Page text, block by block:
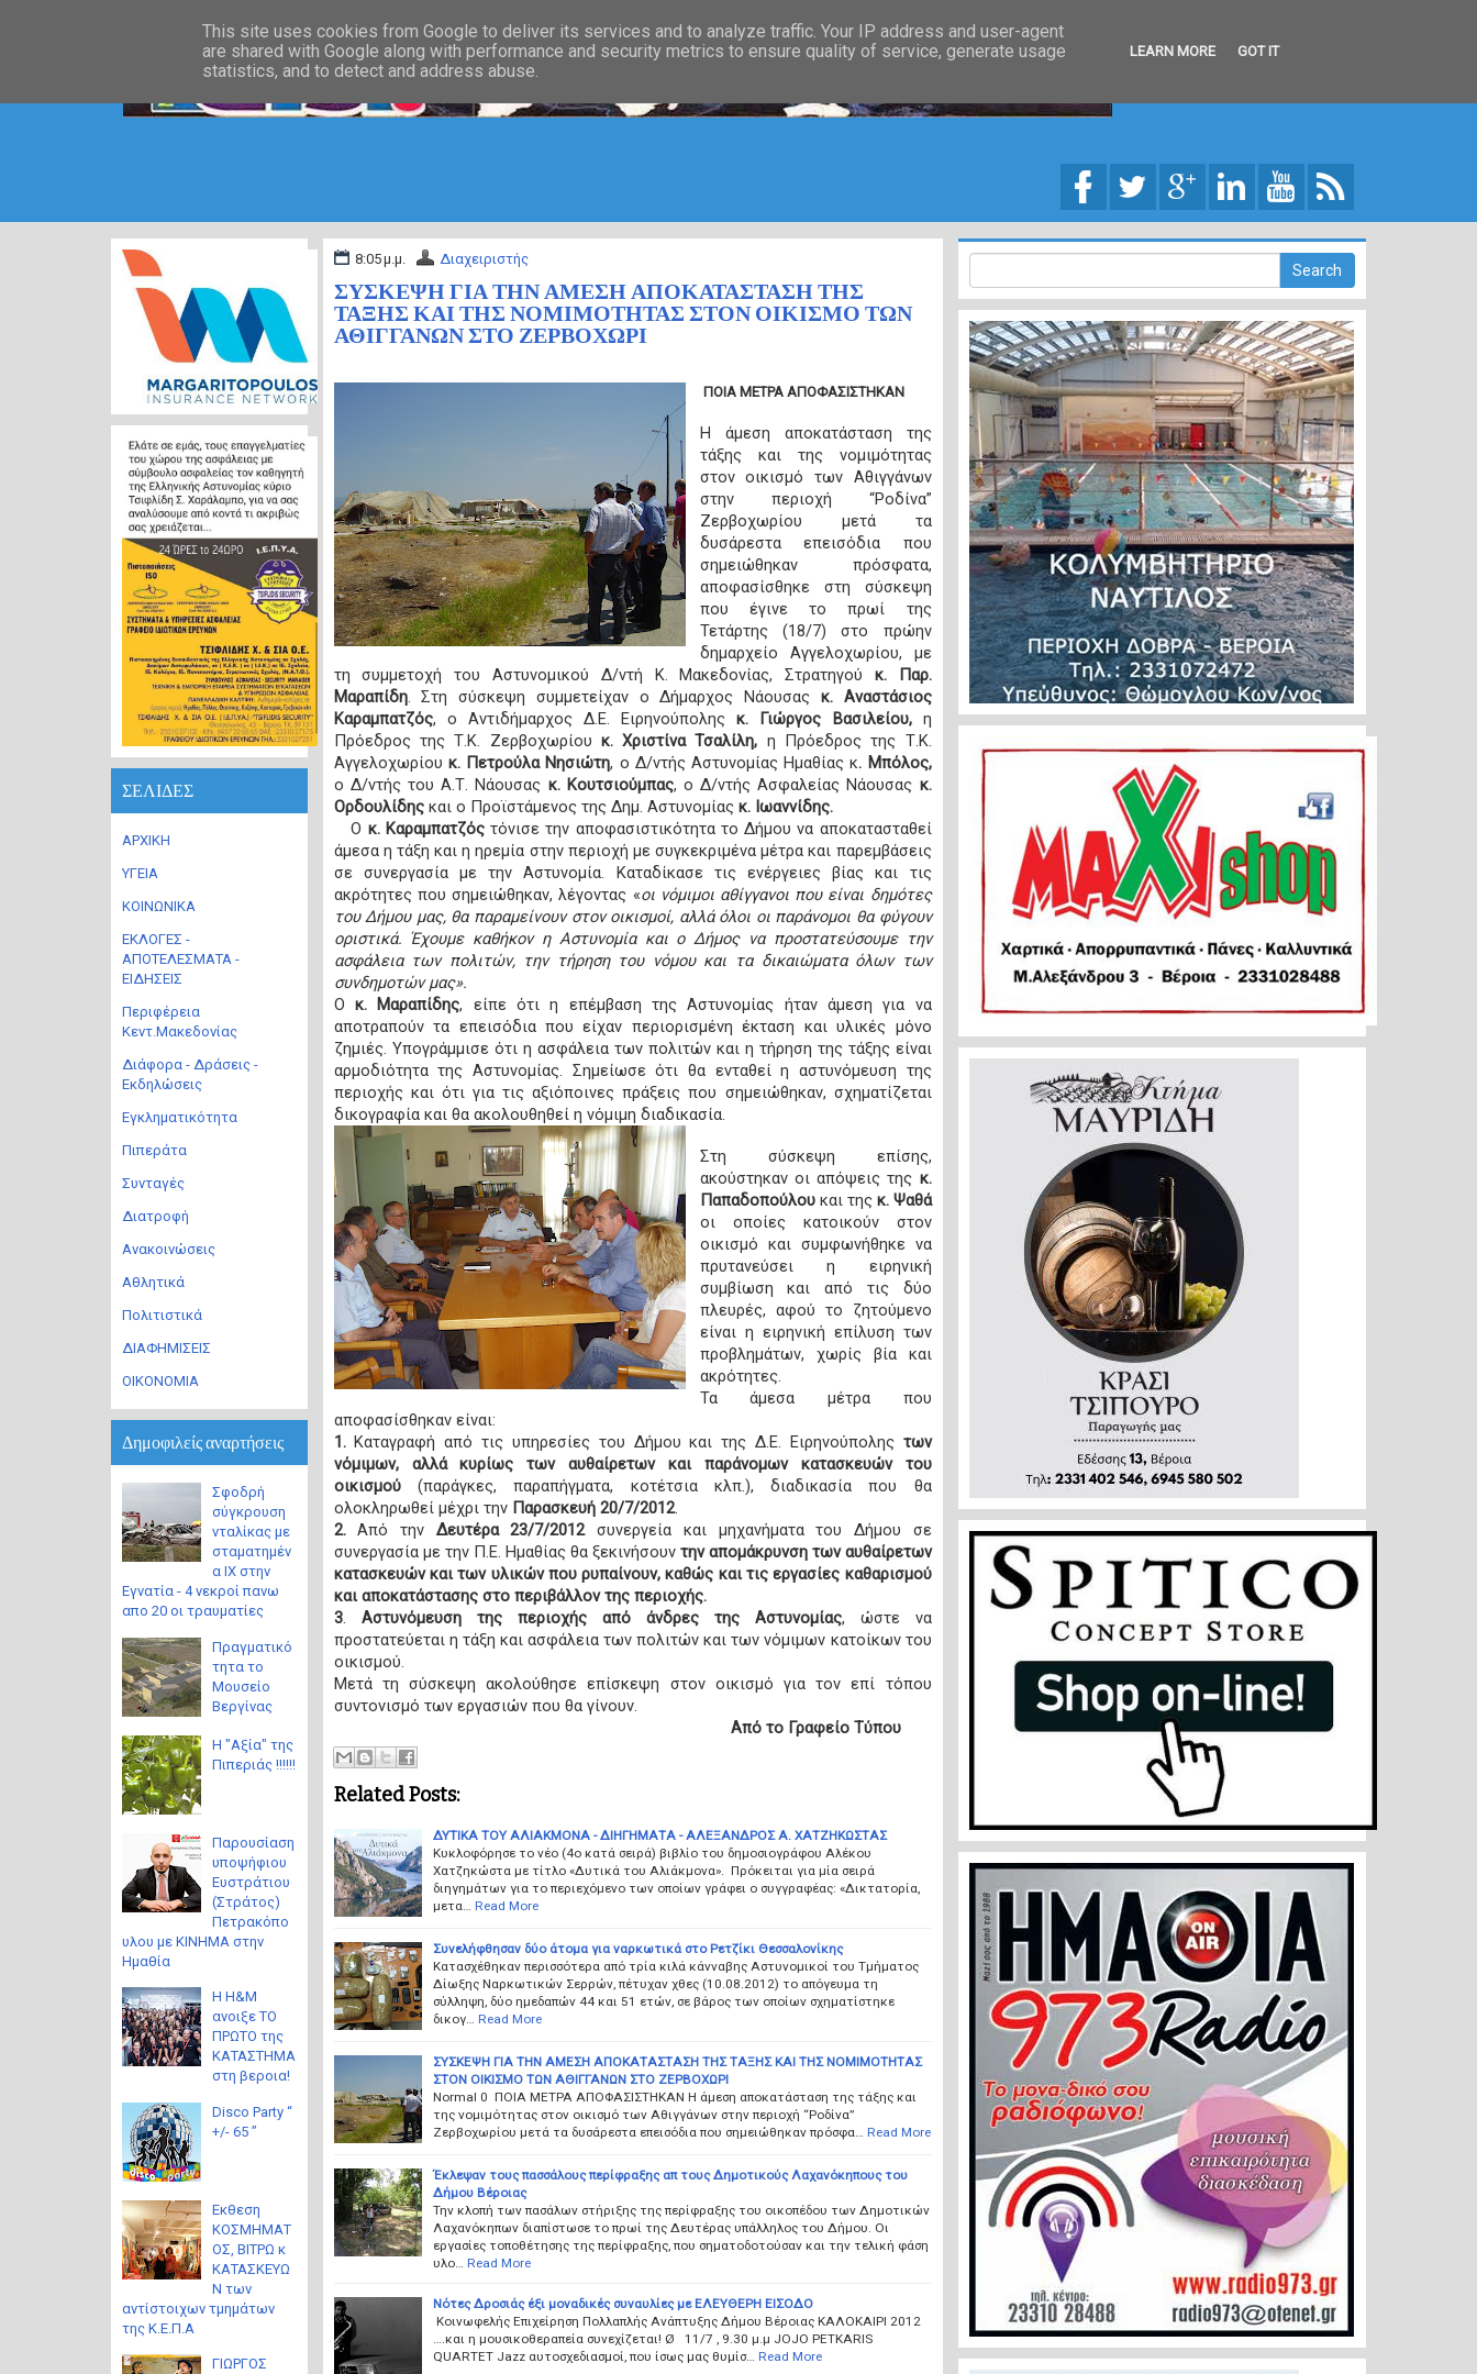
8:05 μ.μ. Διαχειριστής
ΣΥΣΚΕΨΗ ΓΙΑ ΤΗΝ ΑΜΕΣΗ ΑΠΟΚΑΤΑΣΤΑΣΗ ΤΗΣ
ΤΑΞΗΣ ΚΑΙ ΤΗΣ ΝΟΜΙΜΟΤΗΤΑΣ ΣΤΟΝ ΟΙΚΙΣΜΟ ΤΩΝ
ΑΘΙΓΓΑΝΩΝ ΣΤΟ ΖΕΡΒΟΧΩΡΙ
ΠΟΙΑ ΜΕΤΡΑ ΑΠΟΦΑΣΙΣΤΗΚΑΝ
Η άμεση αποκατάσταση της
τάξης και της νομιμότητας
στον οικισμό των Αθιγγάνων
στην περιοχή “Ροδίνα”
Ζερβοχωρίου μετά τα
δυσάρεστα επεισόδια που
σημειώθηκαν πρόσφατα,
αποφασίσθηκε στη σύσκεψη
που έγινε το πρωί της
Τετάρτης (18/7) στο πρώην
δημαρχείο Αγγελοχωρίου, με
τη συμμετοχή του Αστυνομικού Δ/ντή Κ. Μακεδονίας, Στρατηγού κ. Παρ.
Μαραπίδη. Στη σύσκεψη συμμετείχαν ο Δήμαρχος Νάουσας κ. Αναστάσιος
Καραμπατζός, ο Αντιδήμαρχος Δ.Ε. Ειρηνούποληςκ. Γιώργος Βασιλείου,η
Πρόεδρος της Τ.Κ. Ζερβοχωρίου κ. Χριστίνα Τσαλίλη, η Πρόεδρος της Τ.Κ.
Αγγελοχωρίου κ. Πετρούλα Νησιώτη, ο Δ/ντής Αστυνομίας Ημαθίας κ. Μπόλος,
ο Δ/ντής του Α.Τ. Νάουσας κ. Κουτσιούμπας, ο Δ/ντής Ασφαλείας Νάουσας κ.
Ορδουλίδηςκαι ο Προϊστάμενος της Δημ. Αστυνομίας κ. Ιωαννίδης.
Ο κ. Καραμπατζόςτόνισε την αποφασιστικότητα το Δήμου να αποκατασταθεί
άμεσα η τάξη και η ηρεμία στην περιοχή με συγκεκριμένα μέτρα και παρεμβάσεις
σε συνεργασία με την Αστυνομία. Καταδίκασε τις ενέργειες βίας και τις
ακρότητες που σημειώθηκαν, λέγοντας «οι νόμιμοι αθίγγανοι που είναι δημότες
του Δήμου μας, θα παραμείνουν στον οικισμοί, αλλά όλοι οι παράνομοι θα φύγουν
οριστικά. Έχουμε καθήκον η Αστυνομία και ο Δήμος να προστατεύσουμε την
ασφάλεια των πολιτών, την τήρηση του νόμου και τα δικαιώματα όλων των
συνδημοτών μας».
Ο κ. Μαραπίδης, είπε ότι η επέμβαση της Αστυνομίας ήταν άμεση για να
αποτραπούν τα επεισόδια που είχαν περιορισμένη έκταση και υλικές μόνο
ζημιές. Υπογράμμισε ότι η ασφάλεια των πολιτών και η τήρηση της τάξης είναι
αρμοδιότητα της Αστυνομίας. Σημείωσε ότι θα ενταθεί η αστυνόμευση της
περιοχής και ότι για τις αξιόποινες πράξεις που σημειώθηκαν, σχηματίζεται
δικογραφία και θα ακολουθηθεί η νόμιμη διαδικασία.
Στη σύσκεψη επίσης,
ακούστηκαν οι απόψεις της κ.
Παπαδοπούλουκαι της κ. Ψαθά
οι οποίες κατοικούν στον
οικισμό και συμφωνήθηκε να
πρυτανεύσει η ειρηνική
συμβίωση και από τις δύο
πλευρές, αφού το ζητούμενο
είναι η ειρηνική επίλυση των
προβλημάτων, χωρίς βία και
ακρότητες.
Τα άμεσα μέτρα που
αποφασίσθηκαν είναι:
1.Καταγραφή από τις υπηρεσίες του Δήμου και της Δ.Ε. Ειρηνούπολης των
νόμιμων, αλλά κυρίως των αυθαίρετων και παράνομων κατασκευών του
οικισμού(παράγκες, παραπήγματα, κοτέτσια κλπ.), διαδικασία που θα
ολοκληρωθεί μέχρι τηνΠαρασκευή 20/7/2012.
2.Από την Δευτέρα 23/7/2012συνεργεία και μηχανήματα του Δήμου σε
συνεργασία με την Π.Ε. Ημαθίας θα ξεκινήσουν την απομάκρυνση των αυθαίρετων
κατασκευών και των υλικών που ρυπαίνουν, καθώς και τις εργασίες καθαρισμού
και αποκατάστασης στο περιβάλλον της περιοχής.
3. Αστυνόμευση της περιοχής από άνδρες της Αστυνομίας, ώστε να
προστατεύεται η τάξη και ασφάλεια των πολιτών και των νόμιμων κατοίκων του
οικισμού.
Μετά τη σύσκεψη ακολούθησε επίσκεψη στον οικισμό για τον επί τόπου
συντονισμό των εργασιών που θα γίνουν.
Από το Γραφείο Τύπου
Related Posts:
ΔΥΤΙΚΑ ΤΟΥ ΑΛΙΑΚΜΟΝΑ - ΔΙΗΓΗΜΑΤΑ - ΑΛΕΞΑΝΔΡΟΣ Α. ΧΑΤΖΗΚΩΣΤΑΣ
Κυκλοφόρησε το νέο (4ο κατά σειρά) βιβλίο του δημοσιογράφου Αλέκου
Χατζηκώστα με τίτλο «Δυτικά του Αλιάκμονα». Πρόκειται για μία σειρά
διηγημάτων για το περιεχόμενο των οποίων γράφει ο συγγραφέας: «Δικτατορία,
μετα…
Read More
Συνελήφθησαν δύο άτομα για ναρκωτικά στο Ρετζίκι Θεσσαλονίκης
Κατασχέθηκαν περισσότερα από τρία κιλά κάνναβης Αστυνομικοί του Τμήματος
Δίωξης Ναρκωτικών Σερρών, πέτυχαν χθες (10.08.2012) το απόγευμα τη
σύλληψη, δύο ημεδαπών 44 και 51 ετών, σε βάρος των οποίων σχηματίστηκε
δικογ…
Read More
ΣΥΣΚΕΨΗ ΓΙΑ ΤΗΝ ΑΜΕΣΗ ΑΠΟΚΑΤΑΣΤΑΣΗ ΤΗΣ ΤΑΞΗΣ ΚΑΙ ΤΗΣ ΝΟΜΙΜΟΤΗΤΑΣ
ΣΤΟΝ ΟΙΚΙΣΜΟ ΤΩΝ ΑΘΙΓΓΑΝΩΝ ΣΤΟ ΖΕΡΒΟΧΩΡΙ
Normal 0 ΠΟΙΑ ΜΕΤΡΑ ΑΠΟΦΑΣΙΣΤΗΚΑΝ Η άμεση αποκατάσταση της τάξης και
της νομιμότητας στον οικισμό των Αθιγγάνων στην περιοχή “Ροδίνα”
Ζερβοχωρίου μετά τα δυσάρεστα επεισόδια που σημειώθηκαν πρόσφα…
Read More
Έκλεψαν τους πασσάλους περίφραξης απ τους Δημοτικούς Λαχανόκηπους του
Δήμου Βέροιας
Την κλοπή των πασάλων στήριξης της περίφραξης του οικοπέδου των Δημοτικών
Λαχανόκηπων διαπίστωσε το πρωί της Δευτέρας υπάλληλος του Δήμου. Οι
εργασίες τοποθέτησης της περίφραξης, που σηματοδοτούσαν και την τελική φάση
υλο…
Read More
Νότες Δροσιάς έξι μοναδικές συναυλίες με ΕΛΕΥΘΕΡΗ ΕΙΣΟΔΟ
Κοινωφελής Επιχείρηση Πολλαπλής Ανάπτυξης Δήμου Βέροιας ΚΑΛΟΚΑΙΡΙ 2012
….και η μουσικοθεραπεία συνεχίζεται! Ø 11/7 , 9.30 μ.μ JOJO PETKARIS
QUARTET Jazz αυτοσχεδιασμοί, που ίσως μας θυμίσ…
Read More
ΣΕΛΙΔΕΣ
ΑΡΧΙΚΗ
ΥΓΕΙΑ
ΚΟΙΝΩΝΙΚΑ
ΕΚΛΟΓΕΣ -
ΑΠΟΤΕΛΕΣΜΑΤΑ -
ΕΙΔΗΣΕΙΣ
Περιφέρεια
Κεντ.Μακεδονίας
Διάφορα - Δράσεις -
Εκδηλώσεις
Εγκληματικότητα
Πιπεράτα
Συνταγές
Διατροφή
Ανακοινώσεις
Αθλητικά
Πολιτιστικά
ΔΙΑΦΗΜΙΣΕΙΣ
ΟΙΚΟΝΟΜΙΑ
Δημοφιλείς αναρτήσεις
Σφοδρή
σύγκρουση
νταλίκας με
σταματημέν
α ΙΧ στην
Εγνατία - 4 νεκροί πανω
απο 20 οι τραυματίες
Πραγματικό
τητα το
Μουσείο
Βεργίνας
Η "Αξία" της
Πιπεριάς !!!!!!
Παρουσίαση
υποψήφιου
Ευστράτιου
(Στράτος)
Πετρακόπο
υλου με ΚΙΝΗΜΑ στην
Ημαθία
Η H&M
ανοιξε ΤΟ
ΠΡΩΤΟ της
ΚΑΤΑΣΤΗΜΑ
στη βεροια!
Disco Party “
+/- 65 ”
Eκθεση
ΚΟΣΜΗΜΑΤ
ΟΣ, ΒΙΤΡΩ κ
ΚΑΤΑΣΚΕΥΩ
Ν των
αντίστοιχων τμημάτων
της Κ.Ε.Π.Α
ΓΙΩΡΓΟΣ
This site uses cookies from Google to deliver its services and to analyze traffic. Your IP address and user-agent
are shared with Google along with performance and security metrics to ensure quality of service, generate usage
statistics, and to detect and address abuse.
LEARN MORE GOT IT